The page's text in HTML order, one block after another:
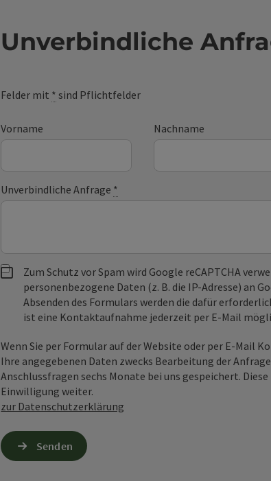
Unverbindliche
Felder mit * sind Pflichtfelder
Vorname Nachname
Unverbindliche Anfrage *
Zum Schutz vor Spam wird Google reCAPTCHA
personenbezogene Daten (z. B. die IP-Adresse) an
Absenden des Formulars werden die dafür
ist eine Kontaktaufnahme jederzeit per E-Mail
Wenn Sie per Formular auf der Website oder per E-Mail
Ihre angegebenen Daten zwecks Bearbeitung der
Anschlussfragen sechs Monate bei uns gespeichert.
Einwilligung weiter.
zur Datenschutzerklärung
Senden